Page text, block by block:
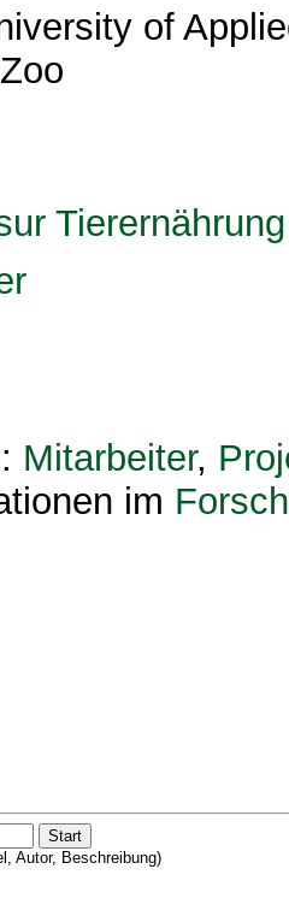
of
Mitarbeiter,
im
Autor, Beschreibung)